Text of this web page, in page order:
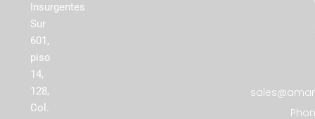
Insurgentes
Sur
601,
piso
14,
128,
Col.